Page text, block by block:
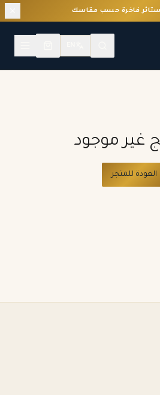
فاخرة حسب مقاسك
غير موجود
العودة للمتجر